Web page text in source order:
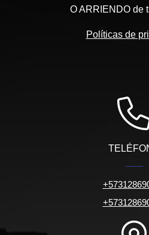
O ARRIENDO de
Políticas de